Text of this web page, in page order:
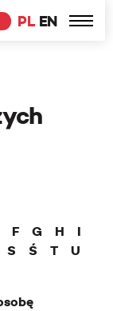
PL EN
F G H
I
S Ś T
U